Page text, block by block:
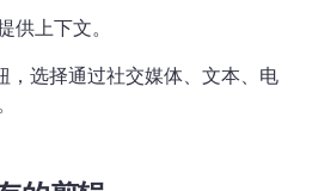
供上下文。
，选择通过社交媒体、文本、电